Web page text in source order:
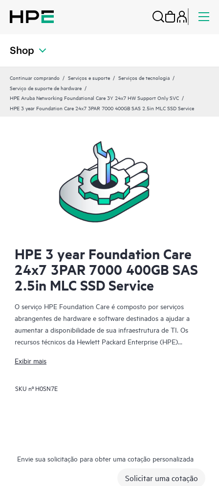
Shop
Continuar comprando Serviços e suporte
Serviços de tecnologia
Serviço de suporte de hardware
HPE Aruba Networking Foundational Care 3Y 24x7 HW Support Only SVC
HPE 3 year Foundation Care 24x7 3PAR 7000 400GB SAS 2.5in MLC SSD Service
HPE 3 year Foundation Care
24x7 3PAR 7000 400GB SAS
2.5in MLC SSD Service
O serviço HPE Foundation Care é composto por serviços
abrangentes de hardware e software destinados a ajudar a
aumentar a disponibilidade de sua infraestrutura de TI. Os
recursos técnicos da Hewlett Packard Enterprise (HPE)
ajudá-lo a resolver problemas de hardware e software com
Gerenciamento de chamadas colaborativas para software não
Exibir mais
SKU nº H0SN7E
Envie sua solicitação para obter uma cotação personalizada
Solicitar uma cotação